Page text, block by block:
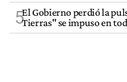
5El Gobierno perdió la
Tierras" se impuso en